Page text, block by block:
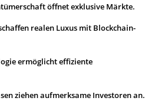
öffnet exklusive Märkte.
realen Luxus mit Blockchain-
ermöglicht effiziente
ziehen aufmerksame Investoren an.